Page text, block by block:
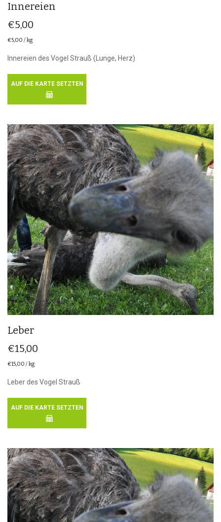
Innereien
€5,00
€5,00 / kg
Innereien des Vogel Strauß (Lunge, Herz)
AUF DIE KARTE SETZTEN
Leber
€15,00
€15,00 / kg
Leber des Vogel Strauß
AUF DIE KARTE SETZTEN